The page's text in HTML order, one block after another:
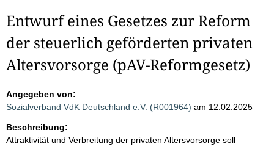
Entwurf eines Gesetzes zur Reform
der steuerlich geförderten privaten
Altersvorsorge (pAV-Reformgesetz)
Angegeben von:
Sozialverband VdK Deutschland e.V. (R001964) am 12.02.2025
Beschreibung:
Attraktivität und Verbreitung der privaten Altersvorsorge soll